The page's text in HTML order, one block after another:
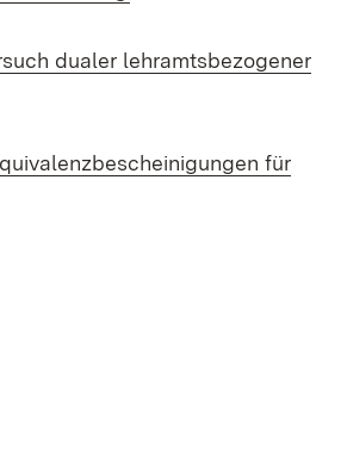
dualer lehramtsbezogener
für